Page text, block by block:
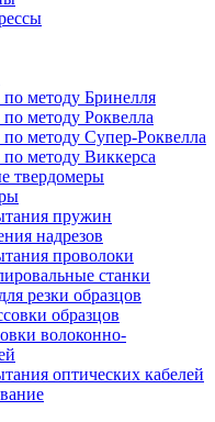
методу Бринелля
методу Роквелла
методу Супер-Роквелла
методу Виккерса
твердомеры
пружин
надрезов
проволоки
станки
резки образцов
образцов
волоконно-
оптических кабелей